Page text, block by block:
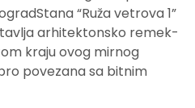
“Ruža vetrova 1”
arhitektonsko remek-
kraju ovog mirnog
povezana sa bitnim